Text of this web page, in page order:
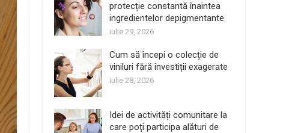
protecție constantă înaintea
ingredientelor depigmentante
iulie 29, 2026
Cum să începi o colecție de
viniluri fără investiții exagerate
iulie 28, 2026
Idei de activități comunitare la
care poți participa alături de